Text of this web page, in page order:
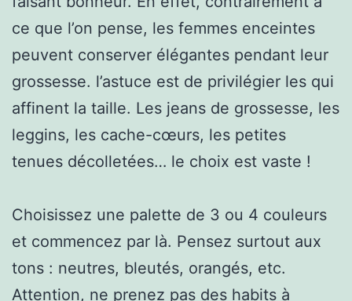
ce que l’on pense, les femmes enceintes
peuvent conserver élégantes pendant leur
grossesse. l’astuce est de privilégier les qui
affinent la taille. Les jeans de grossesse, les
leggins, les cache-cœurs, les petites
tenues décolletées… le choix est vaste !
Choisissez une palette de 3 ou 4 couleurs
et commencez par là. Pensez surtout aux
tons : neutres, bleutés, orangés, etc.
Attention, ne prenez pas des habits à